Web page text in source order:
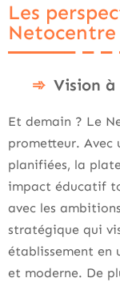
Les
Netocentre
Vision
Et demain ? Le
prometteur. Avec
planifiées, la
impact éducatif
avec les
stratégique qui
établissement en
et moderne. De